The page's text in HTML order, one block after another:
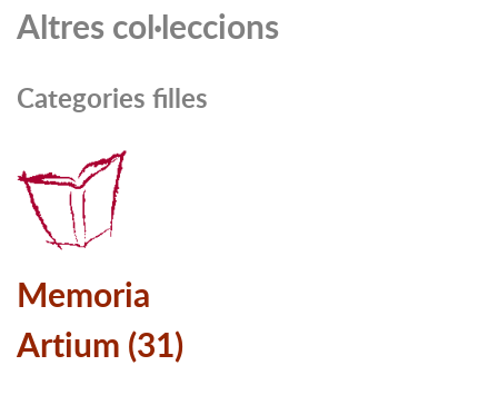
Altres col·leccions
Categories filles
Memoria
Artium (31)